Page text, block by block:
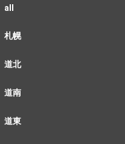
all
札幌
道北
道南
道東